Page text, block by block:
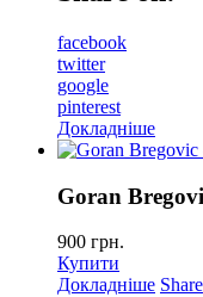
facebook
twitter
google
pinterest
Докладніше
Goran
900 грн.
Купити
Докладніше Share